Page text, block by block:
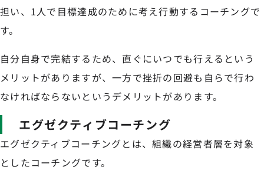
担い、1人で目標達成のために考え行動するコーチングで
す。
自分自身で完結するため、直ぐにいつでも行えるという
メリットがありますが、一方で挫折の回避も自らで行わ
なければならないというデメリットがあります。
エグゼクティブコーチング
エグゼクティブコーチングとは、組織の経営者層を対象
としたコーチングです。